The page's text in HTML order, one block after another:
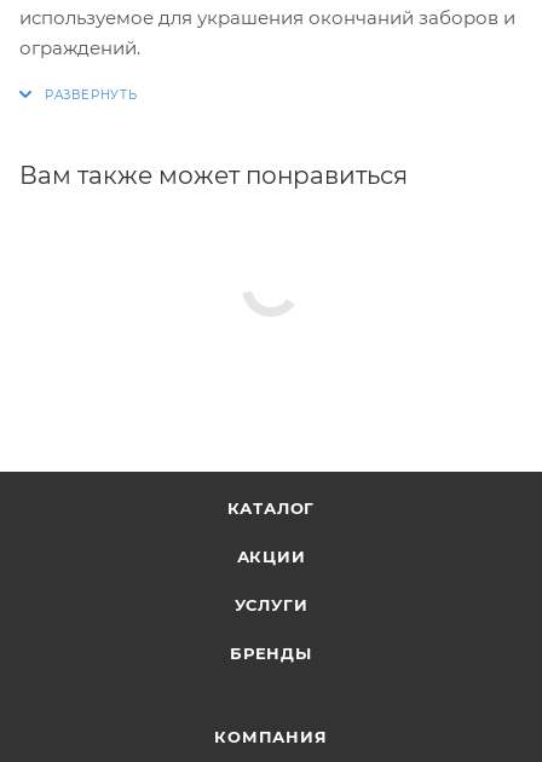
используемое для украшения окончаний заборов и
ограждений.
Вам также может понравиться
КАТАЛОГ
АКЦИИ
УСЛУГИ
БРЕНДЫ
КОМПАНИЯ